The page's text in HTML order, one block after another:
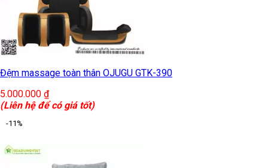
Đệm massage toàn thân OJUGU GTK-390
5.000.000 ₫
(Liên hệ để có giá tốt)
-11%